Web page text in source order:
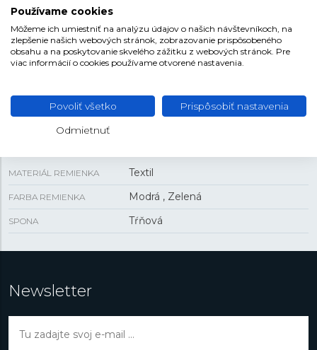
VEĽKOSŤ
HRÚBKA 9,25 mm
MATERIÁL REMIENKA Textil
FARBA REMIENKA Modrá , Zelená
SPONA Tŕňová
Newsletter
Používame cookies
Môžeme ich umiestniť na analýzu údajov o našich návštevníkoch, na
zlepšenie našich webových stránok, zobrazovanie prispôsobeného
obsahu a na poskytovanie skvelého zážitku z webových stránok. Pre
viac informácií o cookies používame otvorené nastavenia.
Povoliť všetko Prispôsobiť nastavenia
Odmietnuť